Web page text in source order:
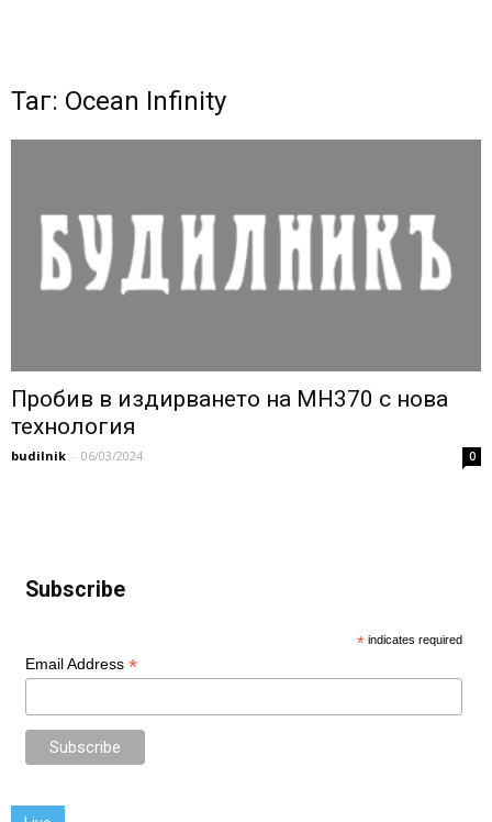
Таг: Ocean Infinity
Пробив в издирването на MH370 с нова
технология
budilnik - 06/03/2024 0
Subscribe
* indicates required
Email Address *